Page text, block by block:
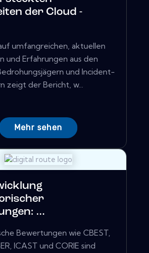
der Cloud -
umfangreichen, aktuellen
und Erfahrungen aus den
und Incident-
zeigt der Bericht, w...
Mehr sehen
...
Bewertungen wie CBEST,
ICAST und CORIE sind